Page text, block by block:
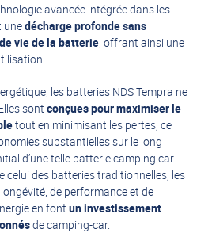
avancée intégrée dans les
unedécharge profonde sans
vie de la batterie, offrant ainsi une
les batteries NDS Tempra ne
sont conçues pour maximiser le
tout en minimisant les pertes, ce
substantielles sur le long
d’une telle batterie camping car
celui des batteries traditionnelles, les
de performance et de
en font un investissement
de camping-car.